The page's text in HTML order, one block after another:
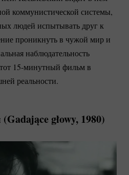
коммунистической системы,
людей испытывать друг к
проникнуть в чужой мир и
наблюдательность
15-минутный фильм в
реальности.
głowy, 1980)